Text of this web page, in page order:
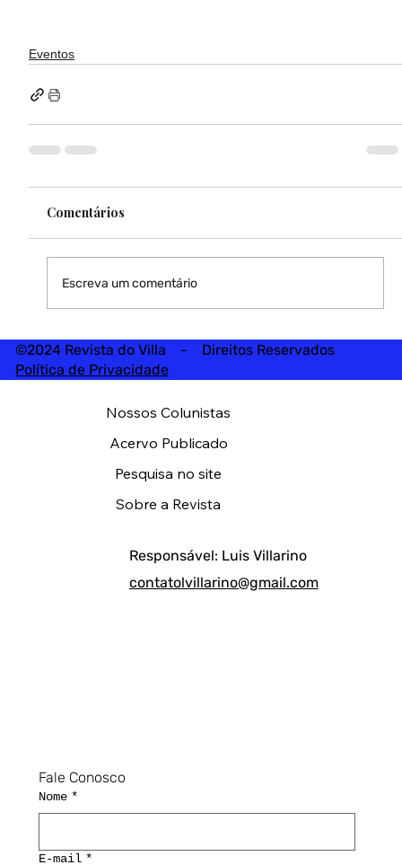
Eventos
Comentários
Escreva um comentário
©2024 Revista do Villa - Direitos Reservados
Política de Privacidade
Fale Conosco
Nome *
E-mail *
Responsável: Luis Villarino
contatolvillarino@gmail.com
Nossos Colunistas
Acervo Publicado
Pesquisa no site
Sobre a Revista